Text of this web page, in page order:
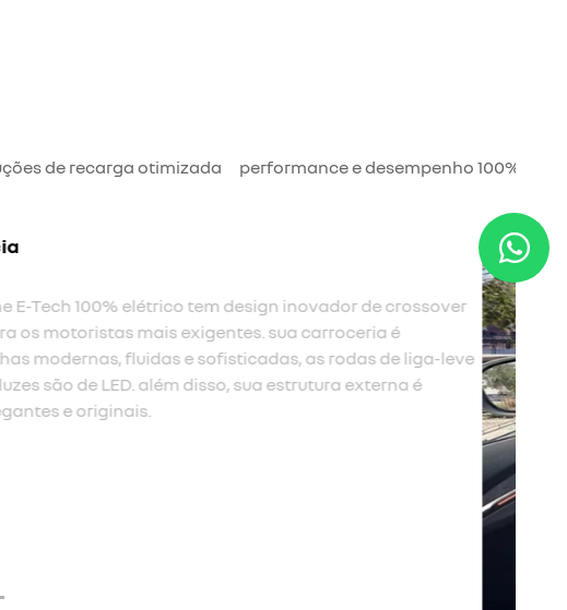
de recarga otimizada performance e desempenho 100%
do Megane E-Tech 100% elétrico tem um piso totalmente
é liberado devido à estrutura ampliada e ao novo
é muito mais conforto para quem viaja no banco